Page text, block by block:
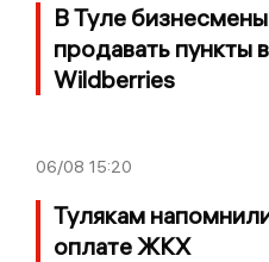
В Туле
продавать пункты
Wildberries
06/08 15:20
Тулякам
оплате ЖКХ